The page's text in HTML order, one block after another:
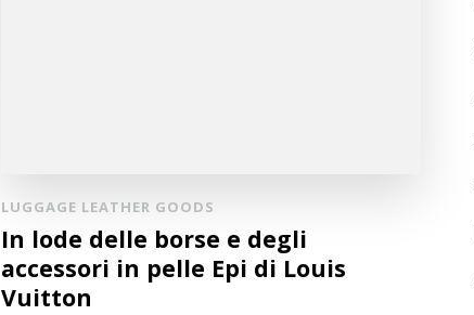
LUGGAGE LEATHER GOODS
In lode delle borse e degli
accessori in pelle Epi di Louis
Vuitton